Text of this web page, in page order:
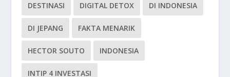
DESTINASI DIGITAL DETOX DI INDONESIA
DI JEPANG FAKTA MENARIK
HECTOR SOUTO INDONESIA
INTIP 4 INVESTASI